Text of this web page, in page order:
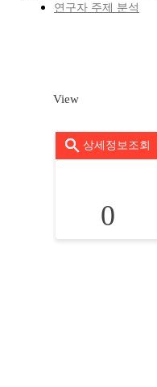
연구자 주제 분석
View
상세정보조회
0